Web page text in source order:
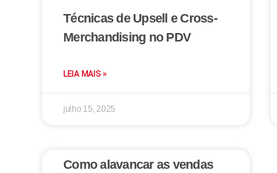
Técnicas de Upsell e Cross-
Merchandising no PDV
LEIA MAIS »
julho 15, 2025
Como alavancar as vendas